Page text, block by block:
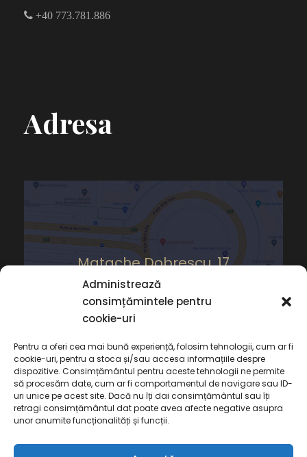
Administrează
consimțămintele pentru
cookie-uri
Pentru a oferi cea mai bună experiență, folosim tehnologii, cum ar fi
cookie-uri, pentru a stoca și/sau accesa informațiile despre
dispozitive. Consimțământul pentru aceste tehnologii ne permite
să procesăm date, cum ar fi comportamentul de navigare sau ID-
uri unice pe acest site. Dacă nu îți dai consimțământul sau îți
retragi consimțământul dat poate avea afecte negative asupra
unor anumite funcționalități și funcții.
+40 773.781.886
Adresa
Matache Dobrescu, 17